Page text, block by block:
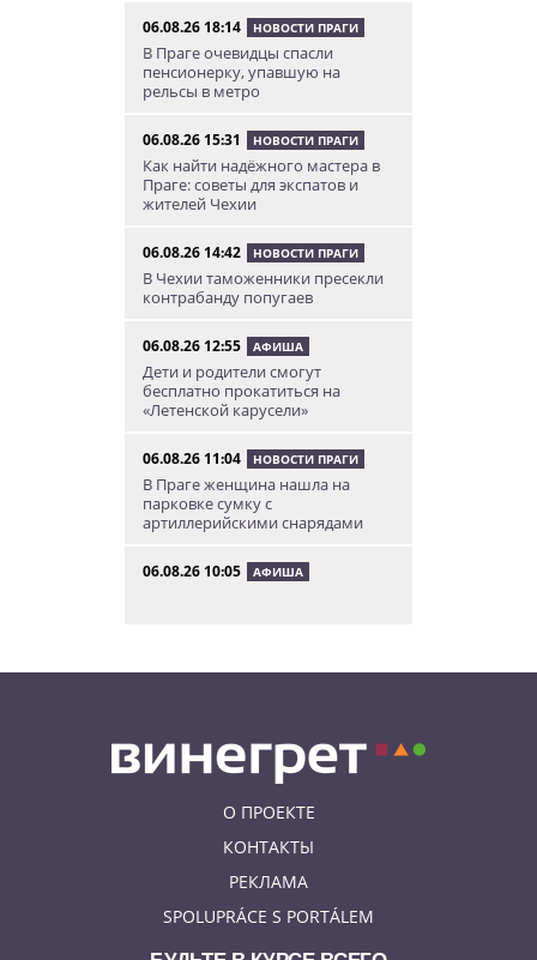
06.08.26 18:14 НОВОСТИ ПРАГИ
В Праге очевидцы спасли
пенсионерку, упавшую на
рельсы в метро
06.08.26 15:31 НОВОСТИ ПРАГИ
Как найти надёжного мастера в
Праге: советы для экспатов и
жителей Чехии
06.08.26 14:42 НОВОСТИ ПРАГИ
В Чехии таможенники пресекли
контрабанду попугаев
06.08.26 12:55 АФИША
Дети и родители смогут
бесплатно прокатиться на
«Летенской карусели»
06.08.26 11:04 НОВОСТИ ПРАГИ
В Праге женщина нашла на
парковке сумку с
артиллерийскими снарядами
06.08.26 10:05 АФИША
передышку от экстремальной
жары
05.08.26 21:51 АФИША
В пражском ЛГБТ-параде будет
русскоязычная колонна
О ПРОЕКТЕ
КОНТАКТЫ
РЕКЛАМА
SPOLUPRÁCE S PORTÁLEM